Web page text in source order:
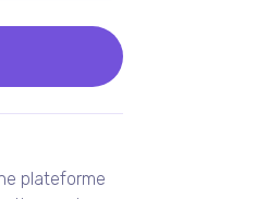
plateforme